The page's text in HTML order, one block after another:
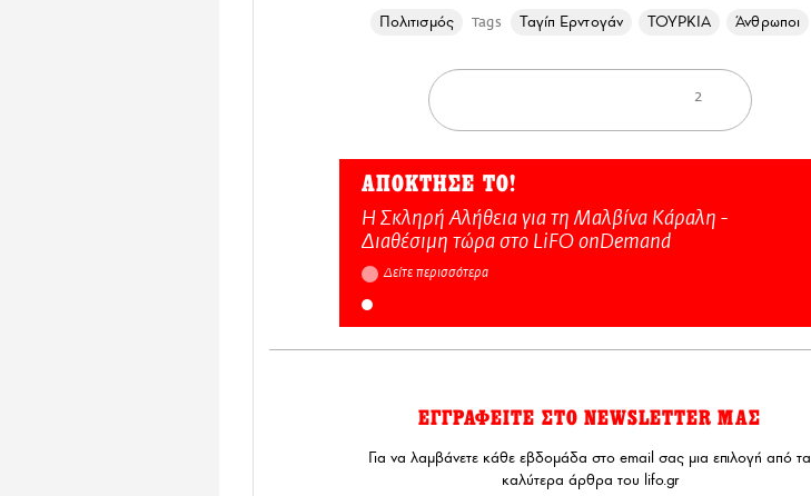
Πολιτισμός Tags Ταγίπ Ερντογάν ΤΟΥΡΚΙΑ Άνθρωποι
2
ΑΠΟΚΤΗΣΕ ΤΟ!
Η Σκληρή Αλήθεια για τη Μαλβίνα Κάραλη -
Διαθέσιμη τώρα στo LiFO onDemand
Δείτε περισσότερα
ΕΓΓΡΑΦΕΙΤΕ ΣΤΟ NEWSLETTER ΜΑΣ
Για να λαμβάνετε κάθε εβδομάδα στο email σας μια επιλογή από τα
καλύτερα άρθρα του lifo.gr